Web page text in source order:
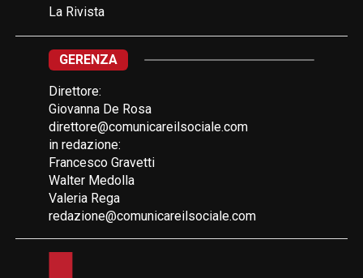
La Rivista
GERENZA
Direttore:
Giovanna De Rosa
direttore@comunicareilsociale.com
in redazione:
Francesco Gravetti
Walter Medolla
Valeria Rega
redazione@comunicareilsociale.com